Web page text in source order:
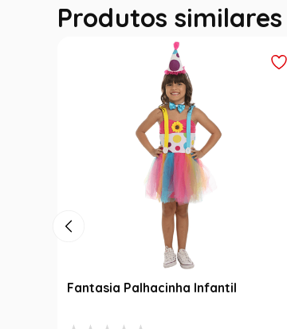
Produtos similares
Fantasia Palhacinha Infantil